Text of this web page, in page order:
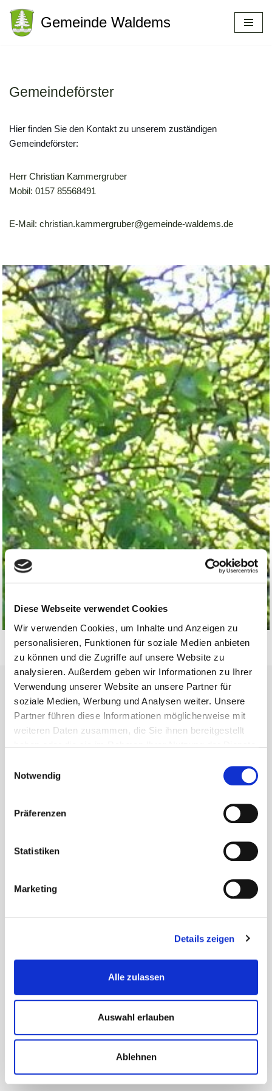
Diese Webseite verwendet Cookies
Wir verwenden Cookies, um Inhalte und Anzeigen zu
personalisieren, Funktionen für soziale Medien anbieten
zu können und die Zugriffe auf unsere Website zu
analysieren. Außerdem geben wir Informationen zu Ihrer
Verwendung unserer Website an unsere Partner für
soziale Medien, Werbung und Analysen weiter. Unsere
Partner führen diese Informationen möglicherweise mit
weiteren Daten zusammen, die Sie ihnen bereitgestellt
Notwendig
Präferenzen
Statistiken
Marketing
Details zeigen
Alle zulassen
Auswahl erlauben
Ablehnen
Zum
Gemeinde Waldems
Gemeindeförster
Hier finden Sie den Kontakt zu unserem zuständigen
Gemeindeförster:
Herr Christian Kammergruber
Mobil: 0157 85568491
E-Mail: christian.kammergruber@gemeinde-waldems.de
Kontakt
Rathaus (Gemeindeverwaltung)
bgm@gemeinde-waldems.de
g